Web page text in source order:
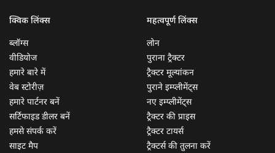
क्विक लिंक्स
ब्लॉग्स
वीडियोज
हमारे बारे में
वेब स्टोरीज़
हमारे पार्टनर बनें
सर्टिफाइड डीलर बनें
हमसे संपर्क करें
साइट मैप
महत्वपूर्ण लिंक्स
लोन
पुराना ट्रैक्टर
ट्रैक्टर मूल्यांकन
पुराने इम्प्लीमेंट्स
नए इम्प्लीमेंट्स
ट्रैक्टर की प्राइस
ट्रैक्टर टायर्स
ट्रैक्टर्स की तुलना करें